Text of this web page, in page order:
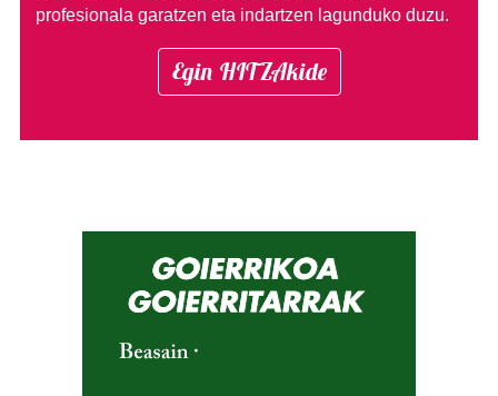
profesionala garatzen eta indartzen lagunduko duzu.
Egin HITZAkide